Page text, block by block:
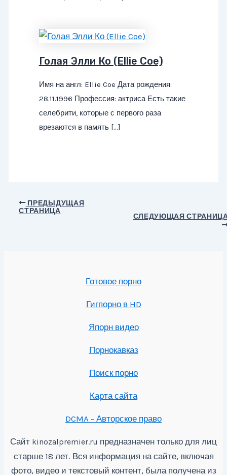
Голая Элли Ко (Ellie Coe)
Имя на англ: Ellie Coe Дата рождения:
28.11.1996 Профессия: актриса Есть такие
селебрити, которые с первого раза
врезаются в память […]
Навигация
ПРЕДЫДУЩАЯ
СТРАНИЦА
СЛЕДУЮЩАЯ
Готовое порно
Гигпорно в HD
Япорн видео
Порнокавказ
Поиск порно
Карта сайта
DCMA - Авторское право
Сайт kinozalpremier.ru предназначен только для лиц
старше 18 лет. Вся информация на сайте, включая
фото, видео и текстовый контент, была получена из